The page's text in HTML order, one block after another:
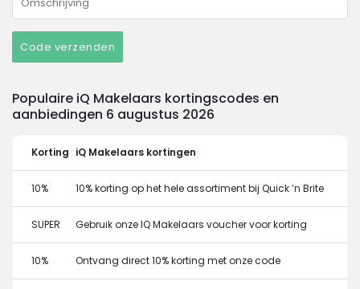
Code verzenden
Populaire iQ Makelaars kortingscodes en
aanbiedingen 6 augustus 2026
Korting iQ Makelaars kortingen
10% 10% korting op het hele assortiment bij Quick ’n Brite
SUPER Gebruik onze IQ Makelaars voucher voor korting
10% Ontvang direct 10% korting met onze code